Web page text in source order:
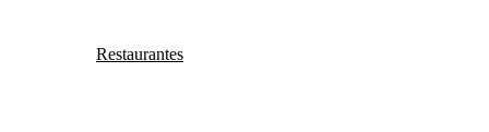
Restaurantes